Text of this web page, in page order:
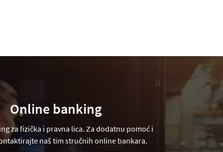
Online banking
za fizička i pravna lica. Za dodatnu pomoć i
naš tim stručnih online bankara.